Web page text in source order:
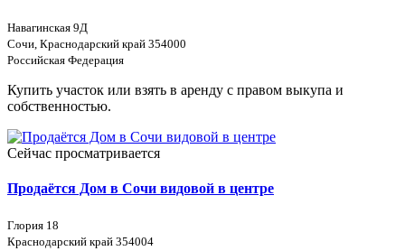
Навагинская 9Д
Сочи, Краснодарский край 354000
Российская Федерация
Купить участок или взять в аренду с правом выкупа и
собственностью.
Сейчас просматривается
Продаётся Дом в Сочи видовой в центре
Глория 18
Краснодарский край 354004